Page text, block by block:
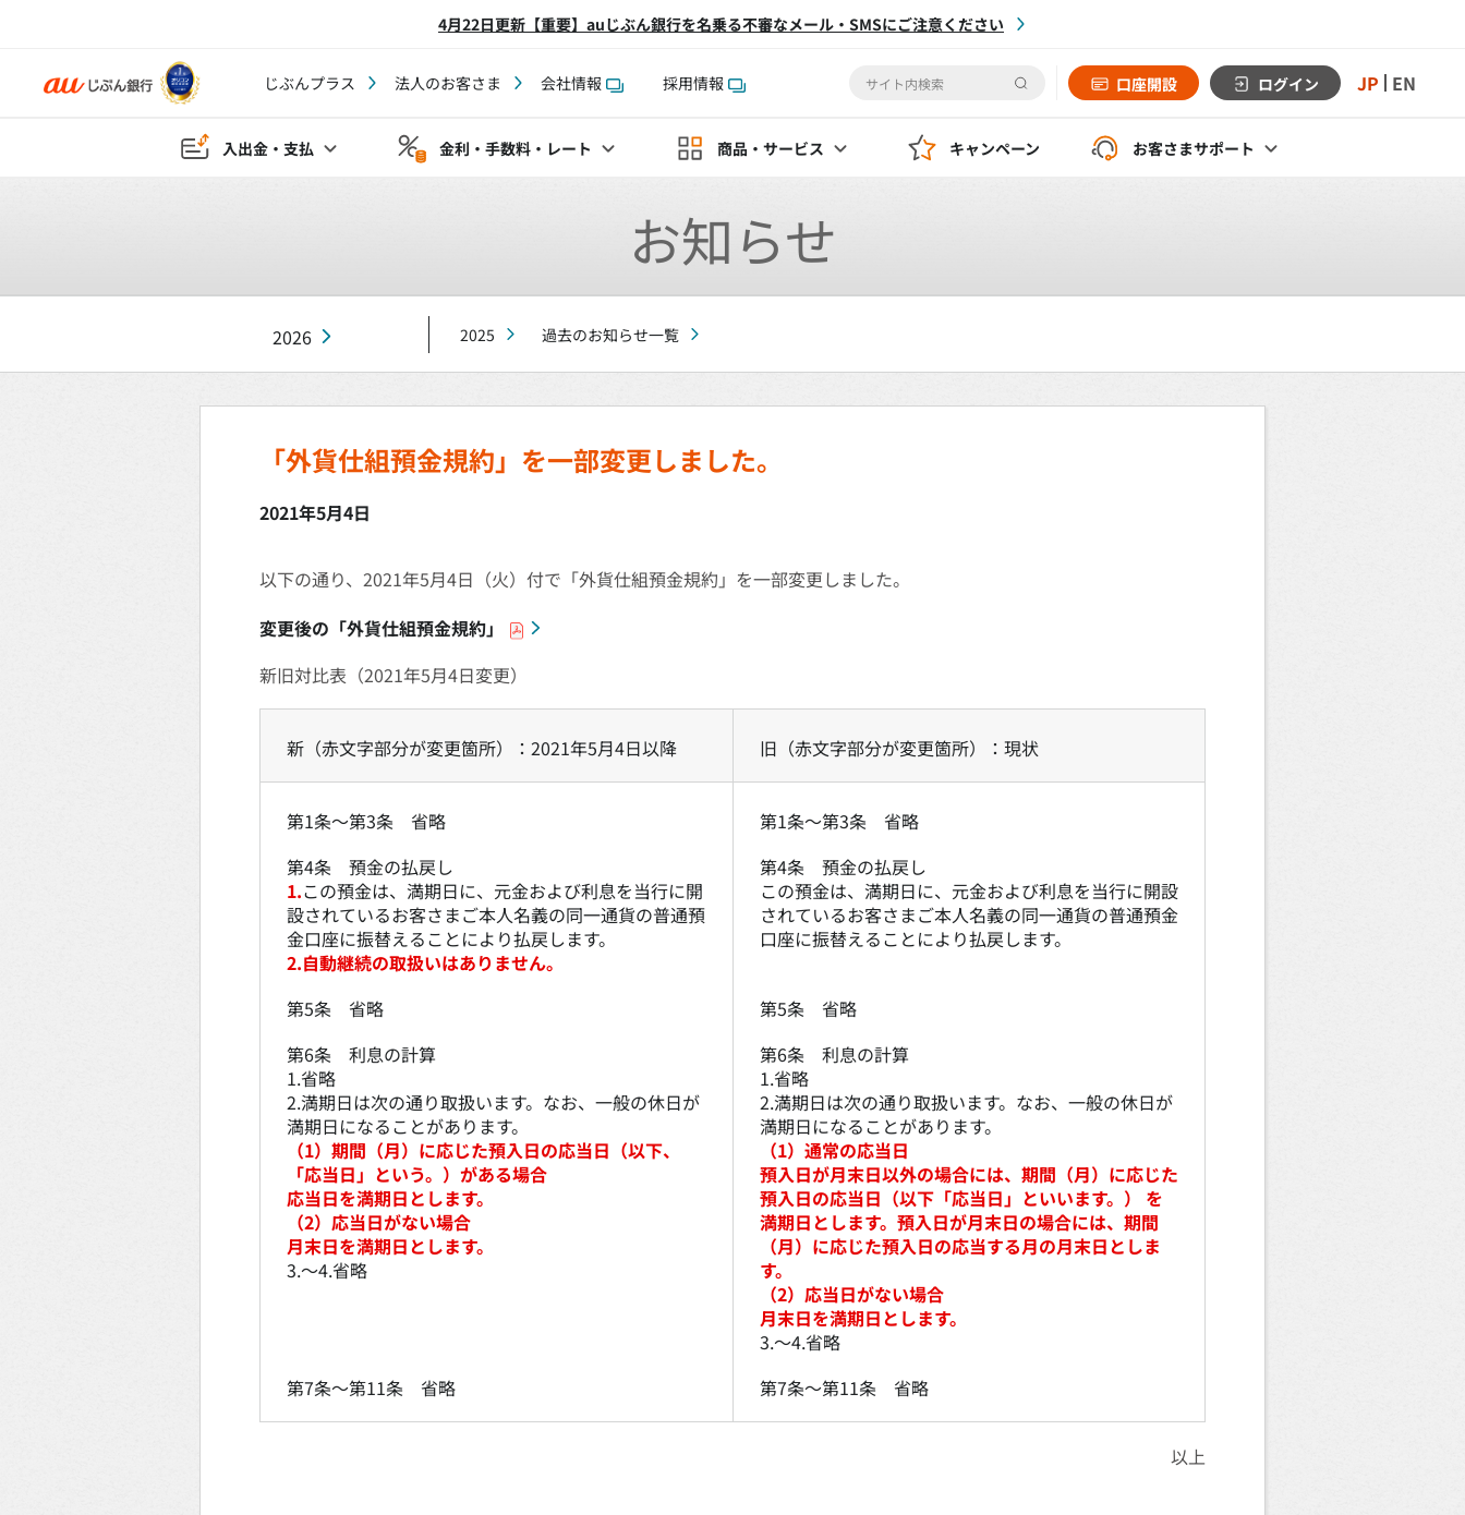
4月22日更新【重要】auじぶん銀行を名乗る不審なメール・SMSにご注意ください
じぶんプラス 法人のお客さま 会社情報 採用情報 口座開設 ログイン JP EN
入出金・支払 金利・手数料・レート 商品・サービス キャンペーン お客さまサポート
お知らせ
2026 2025 過去のお知らせ一覧
「外貨仕組預金規約」を一部変更しました。
2021年5月4日
以下の通り、2021年5月4日（火）付で「外貨仕組預金規約」を一部変更しました。
変更後の「外貨仕組預金規約」
新旧対比表（2021年5月4日変更）
新（赤文字部分が変更箇所）：2021年5月4日以降 旧（赤文字部分が変更箇所）：現状
第1条～第3条 省略
第4条 預金の払戻し
1.この預金は、満期日に、元金および利息を当行に開
設されているお客さまご本人名義の同一通貨の普通預
金口座に振替えることにより払戻します。
2.自動継続の取扱いはありません。
第5条 省略
第6条 利息の計算
1.省略
2.満期日は次の通り取扱います。なお、一般の休日が
満期日になることがあります。
（1）期間（月）に応じた預入日の応当日（以下、
「応当日」という。）がある場合
応当日を満期日とします。
（2）応当日がない場合
月末日を満期日とします。
3.～4.省略
第7条～第11条 省略
第1条～第3条 省略
第4条 預金の払戻し
この預金は、満期日に、元金および利息を当行に開設
されているお客さまご本人名義の同一通貨の普通預金
口座に振替えることにより払戻します。
第5条 省略
第6条 利息の計算
1.省略
2.満期日は次の通り取扱います。なお、一般の休日が
満期日になることがあります。
（1）通常の応当日
預入日が月末日以外の場合には、期間（月）に応じた
預入日の応当日（以下「応当日」といいます。） を
満期日とします。預入日が月末日の場合には、期間
（月）に応じた預入日の応当する月の月末日としま
す。
（2）応当日がない場合
月末日を満期日とします。
3.～4.省略
第7条～第11条 省略
以上